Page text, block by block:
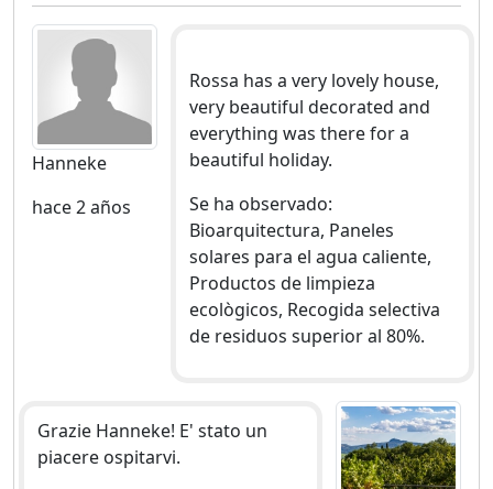
Hanneke
hace 2 años
Rossa has a very lovely house,
very beautiful decorated and
everything was there for a
beautiful holiday.
Se ha observado:
Bioarquitectura, Paneles
solares para el agua caliente,
Productos de limpieza
ecològicos, Recogida selectiva
de residuos superior al 80%.
Grazie Hanneke! E' stato un
piacere ospitarvi.